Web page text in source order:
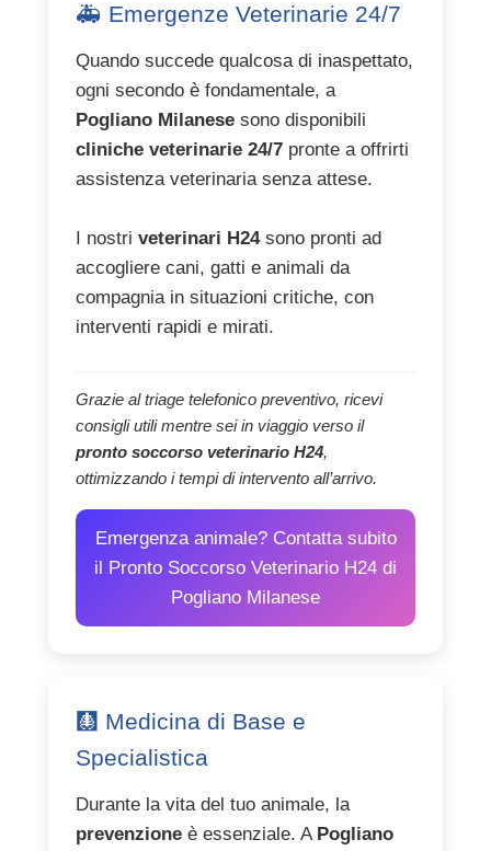
🚑 Emergenze Veterinarie 24/7
Quando succede qualcosa di inaspettato,
ogni secondo è fondamentale, a
Pogliano Milanese sono disponibili
cliniche veterinarie 24/7 pronte a offrirti
assistenza veterinaria senza attese.
I nostri veterinari H24sono pronti ad
accogliere cani, gatti e animali da
compagnia in situazioni critiche, con
interventi rapidi e mirati.
Grazie al triage telefonico preventivo, ricevi
consigli utili mentre sei in viaggio verso il
pronto soccorso veterinario H24,
ottimizzando i tempi di intervento all’arrivo.
Emergenza animale? Contatta subito
il Pronto Soccorso Veterinario H24 di
Pogliano Milanese
🩻 Medicina di Base e
Specialistica
Durante la vita del tuo animale, la
prevenzione è essenziale. A Pogliano